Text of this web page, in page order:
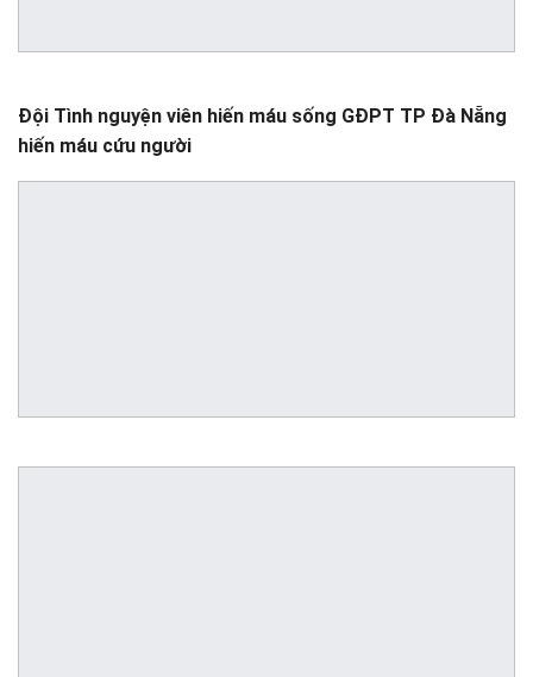
Đội Tình nguyện viên hiến máu sống GĐPT TP Đà Nẵng
hiến máu cứu người